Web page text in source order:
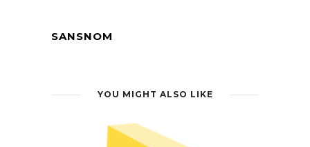
SANSNOM
YOU MIGHT ALSO LIKE